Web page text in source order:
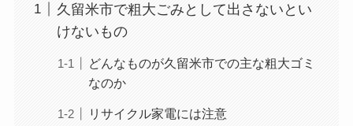
久留米市で粗大ごみとして出さないとい
けないもの
どんなものが久留米市での主な粗大ゴミ
なのか
リサイクル家電には注意